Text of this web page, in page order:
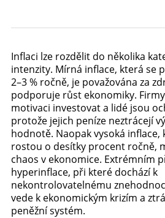
Inflaci lze rozdělit do několika
intenzity. Mírná inflace, která se
2–3 % ročně, je považována za
podporuje růst ekonomiky.
motivaci investovat a lidé jsou
protože jejich peníze neztrácejí
hodnotě. Naopak vysoká inflace,
rostou o desítky procent ročně,
chaos v ekonomice. Extrémním
hyperinflace, při které dochází k
nekontrolovatelnému
vede k ekonomickým krizím a
peněžní systém.